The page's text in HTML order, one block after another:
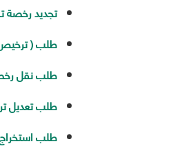
قيادات
المحافظة
تنفيذاً
لخطة
المحافظة
التنموية .
تجديد رخصة
طلب (
طلب نقل
طلب تعديل
طلب